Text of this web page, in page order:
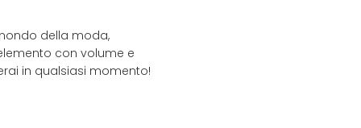
della moda,
con volume e
in qualsiasi momento!